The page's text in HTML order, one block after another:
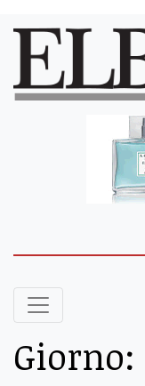
Giorno: